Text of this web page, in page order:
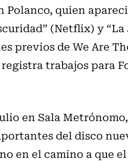
quien
(Netflix) y “La
previos de We Are
trabajos para
en Sala
del disco
en el camino a que